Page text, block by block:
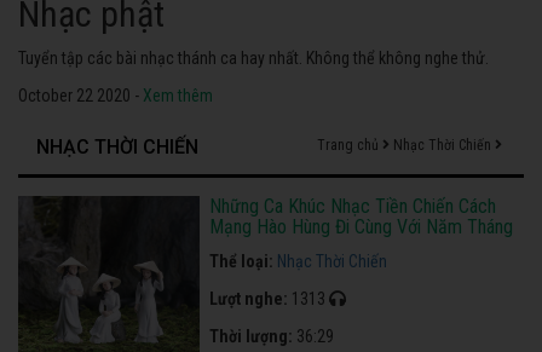
Nhạc phật
Tuyển tập các bài nhạc thánh ca hay nhất. Không thể không nghe thử.
October 22 2020 - Xem thêm
NHẠC THỜI CHIẾN Trang chủ Nhạc Thời Chiến
Những Ca Khúc Nhạc Tiền Chiến Cách
Mạng Hào Hùng Đi Cùng Với Năm Tháng
Thể loại: Nhạc Thời Chiến
Lượt nghe: 1313
Thời lượng: 36:29